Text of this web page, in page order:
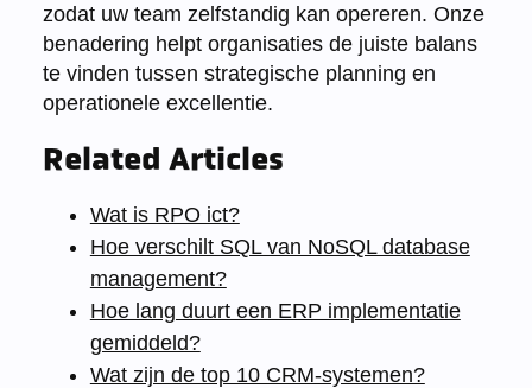
zodat uw team zelfstandig kan opereren. Onze
benadering helpt organisaties de juiste balans
te vinden tussen strategische planning en
operationele excellentie.
Related Articles
Wat is RPO ict?
Hoe verschilt SQL van NoSQL database
management?
Hoe lang duurt een ERP implementatie
gemiddeld?
Wat zijn de top 10 CRM-systemen?